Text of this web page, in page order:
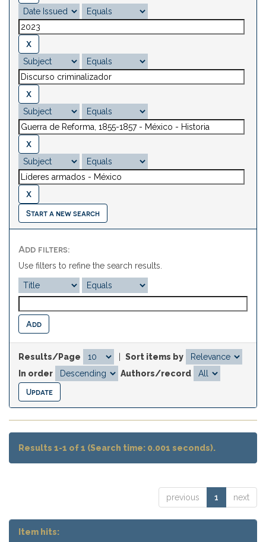
Start a new search
Add filters:
Use filters to refine the search results.
Results/Page
Sort items by
In order
Authors/record
Results 1-1 of 1 (Search time: 0.001 seconds).
previous 1 next
Item hits: